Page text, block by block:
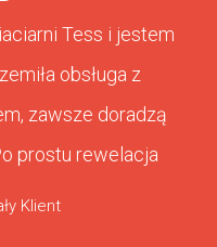
Tess i jestem
obsługa z
zawsze doradzą
prostu rewelacja
Klient